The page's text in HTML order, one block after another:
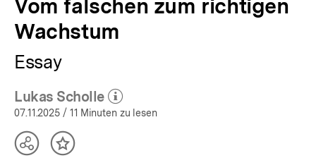
Vom falschen zum richtigen
Wachstum
Essay
Lukas Scholle
(Mehr zum Autor)
öffnen
07.11.2025 / 11 Minuten zu lesen
TeilenInhalt